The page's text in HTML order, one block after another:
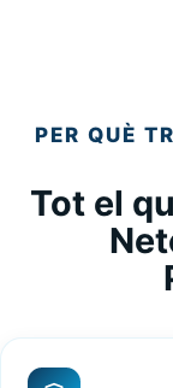
PER QUÈ
Tot el